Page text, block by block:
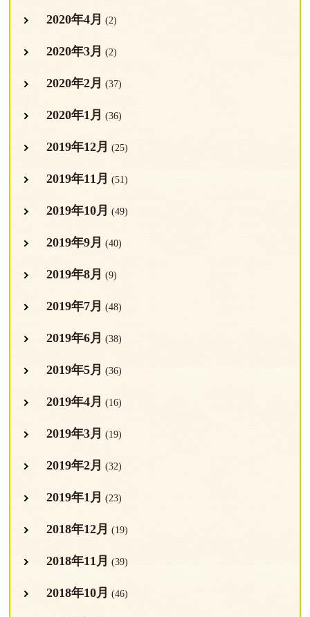
2020年4月 (2)
2020年3月 (2)
2020年2月 (37)
2020年1月 (36)
2019年12月 (25)
2019年11月 (51)
2019年10月 (49)
2019年9月 (40)
2019年8月 (9)
2019年7月 (48)
2019年6月 (38)
2019年5月 (36)
2019年4月 (16)
2019年3月 (19)
2019年2月 (32)
2019年1月 (23)
2018年12月 (19)
2018年11月 (39)
2018年10月 (46)